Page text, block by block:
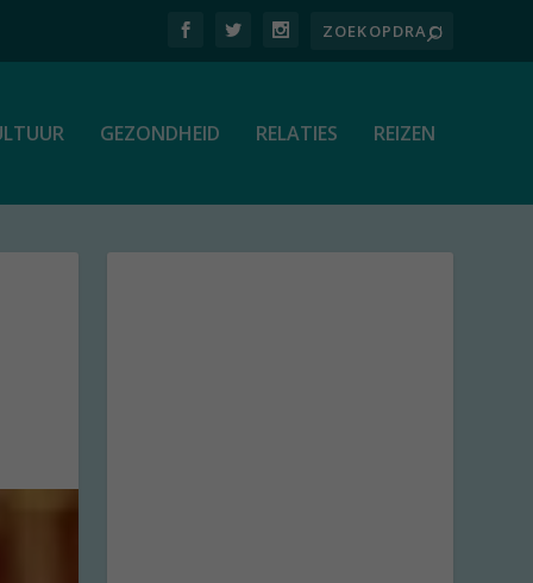
GEZONDHEID RELATIES REIZEN